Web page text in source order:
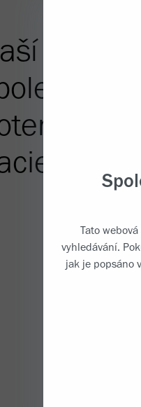
Tato
vyhledávání.
jak je popsáno
hnací